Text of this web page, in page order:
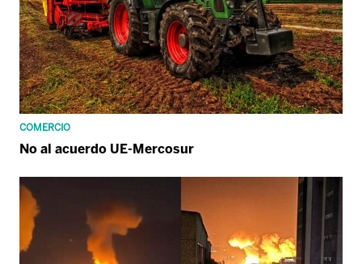
COMERCIO
No al acuerdo UE-Mercosur